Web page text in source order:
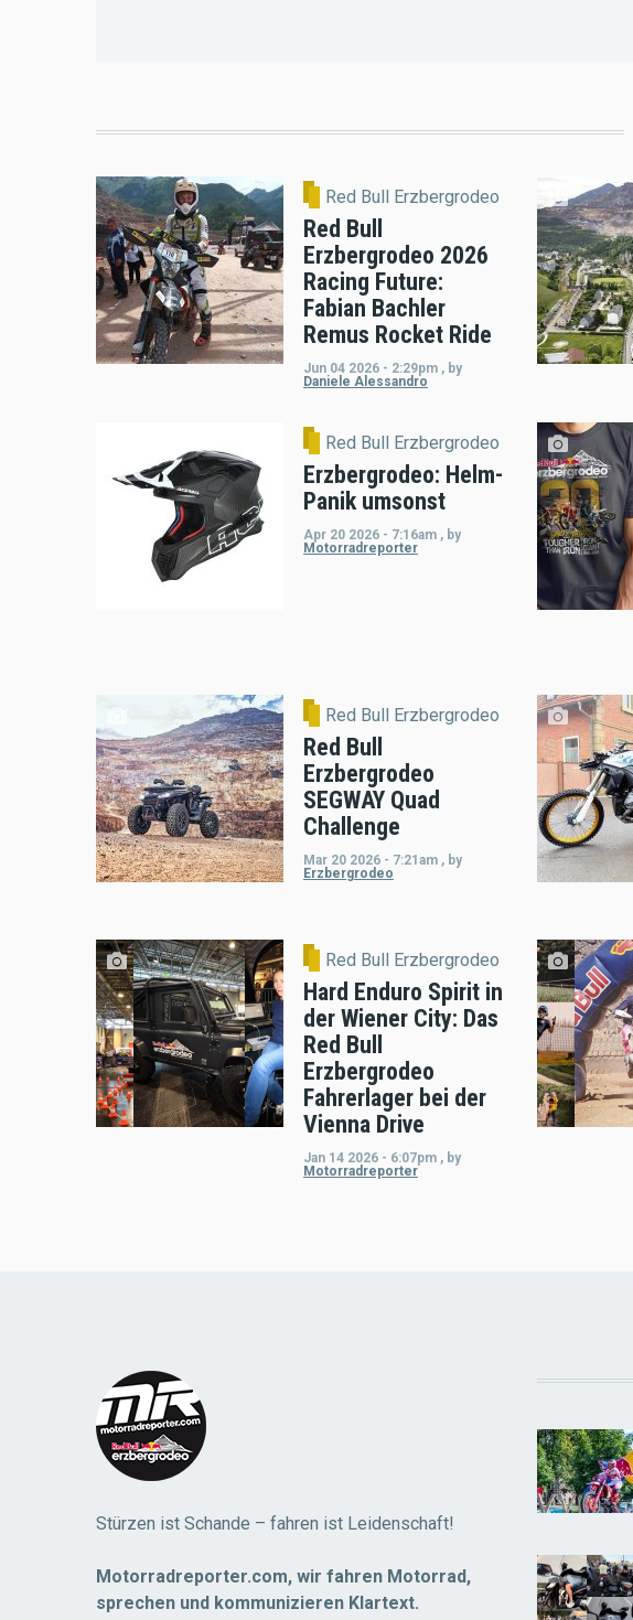
Red Bull Erzbergrodeo
Red Bull
Erzbergrodeo 2026
Racing Future:
Fabian Bachler
Remus Rocket Ride
Jun 04 2026 - 2:29pm , by
Daniele Alessandro
Red Bull Erzbergrodeo
Erzbergrodeo: Helm-
Panik umsonst
Apr 20 2026 - 7:16am , by
Motorradreporter
Red Bull Erzbergrodeo
Red Bull
Erzbergrodeo
SEGWAY Quad
Challenge
Mar 20 2026 - 7:21am , by
Erzbergrodeo
Red Bull Erzbergrodeo
Hard Enduro Spirit in
der Wiener City: Das
Red Bull
Erzbergrodeo
Fahrerlager bei der
Vienna Drive
Jan 14 2026 - 6:07pm , by
Motorradreporter
Stürzen ist Schande – fahren ist Leidenschaft!
Motorradreporter.com, wir fahren Motorrad,
sprechen und kommunizieren Klartext.